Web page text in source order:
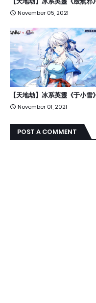
November 05, 2021
【天地劫】冰系英靈《于小雪》
November 01, 2021
POST A COMMENT